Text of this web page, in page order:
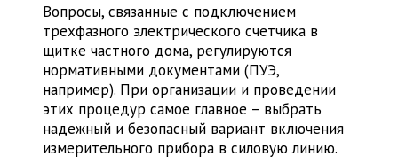
Вопросы, связанные с подключением
трехфазного электрического счетчика в
щитке частного дома, регулируются
нормативными документами (ПУЭ,
например). При организации и проведении
этих процедур самое главное – выбрать
надежный и безопасный вариант включения
измерительного прибора в силовую линию.